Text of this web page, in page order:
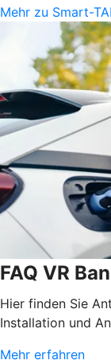
Mehr zu Smart-
FAQ VR
Hier finden Sie
Installation und
Mehr erfahren